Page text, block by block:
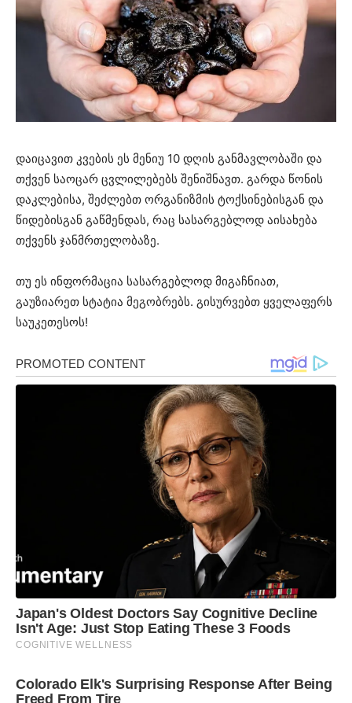
დაიცავით კვების ეს მენიუ 10 დღის განმავლობაში და
თქვენ საოცარ ცვლილებებს შენიშნავთ. გარდა წონის
დაკლებისა, შეძლებთ ორგანიზმის ტოქსინებისგან და
წიდებისგან გაწმენდას, რაც სასარგებლოდ აისახება
თქვენს ჯანმრთელობაზე.
თუ ეს ინფორმაცია სასარგებლოდ მიგაჩნიათ,
გაუზიარეთ სტატია მეგობრებს. გისურვებთ ყველაფერს
საუკეთესოს!